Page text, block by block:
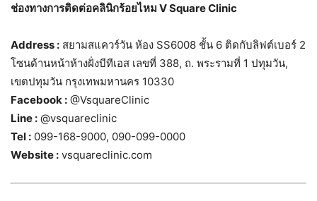
ช่องทางการติดต่อคลินิกร้อยไหม V Square Clinic
Address : สยามสแควร์วัน ห้อง SS6008 ชั้น 6 ติดกับลิฟต์เบอร์ 2
โซนด้านหน้าห้างฝั่งบีทีเอส เลขที่ 388, ถ. พระรามที่ 1 ปทุมวัน,
เขตปทุมวัน กรุงเทพมหานคร 10330
Facebook : @VsquareClinic
Line : @vsquareclinic
Tel : 099-168-9000, 090-099-0000
Website : vsquareclinic.com